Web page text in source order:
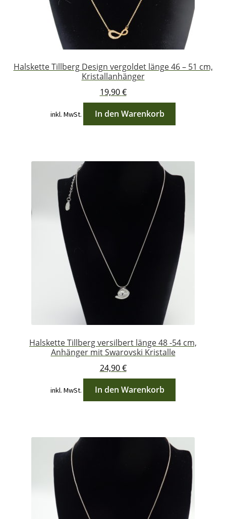
Halskette Tillberg Design vergoldet länge 46 – 51 cm,
Kristallanhänger
19,90€
inkl. MwSt. In den Warenkorb
Halskette Tillberg versilbert länge 48 -54 cm,
Anhänger mit Swarovski Kristalle
24,90€
inkl. MwSt. In den Warenkorb